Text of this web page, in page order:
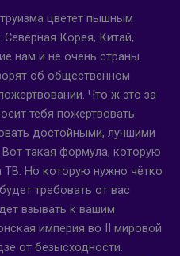
цветёт пышным
Корея, Китай,
нам и не очень страны.
об общественном
Что ж это за
тебя пожертвовать
достойными, лучшими
такая формула, которую
ТВ. Но которую нужно чётко
требовать от вас
взывать к вашим
империя во II мировой
от безысходности.